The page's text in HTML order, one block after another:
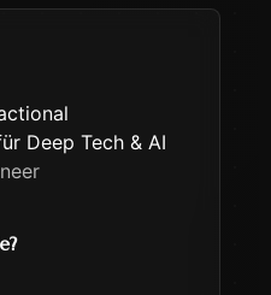
Deep Tech & AI